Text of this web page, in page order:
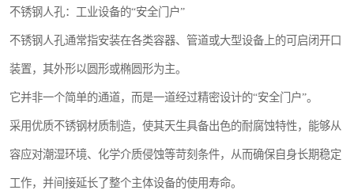
不锈钢人孔：工业设备的“安全门户”
不锈钢人孔通常指安装在各类容器、管道或大型设备上的可启闭开口
装置，其外形以圆形或椭圆形为主。
它并非一个简单的通道，而是一道经过精密设计的“安全门户”。
采用优质不锈钢材质制造，使其天生具备出色的耐腐蚀特性，能够从
容应对潮湿环境、化学介质侵蚀等苛刻条件，从而确保自身长期稳定
工作，并间接延长了整个主体设备的使用寿命。